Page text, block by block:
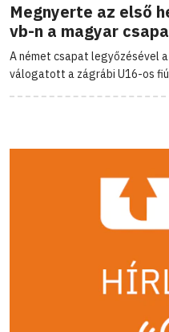
Megnyerte az első
vb-n a magyar
A német csapat legyőzésével
válogatott a zágrábi U16-os